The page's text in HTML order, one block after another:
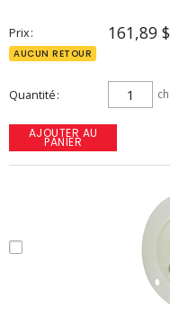
Prix 161,89 $
AUCUN RETOUR
Quantité ch
AJOUTER AU
PANIER